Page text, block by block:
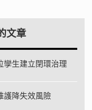
文章
生建立閉環治理
降失效風險